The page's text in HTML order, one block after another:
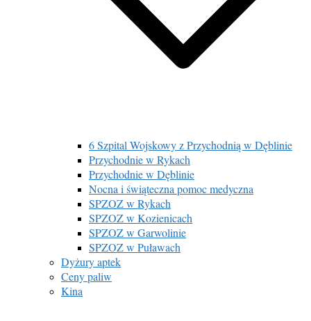
6 Szpital Wojskowy z Przychodnią w Dęblinie
Przychodnie w Rykach
Przychodnie w Dęblinie
Nocna i świąteczna pomoc medyczna
SPZOZ w Rykach
SPZOZ w Kozienicach
SPZOZ w Garwolinie
SPZOZ w Puławach
Dyżury aptek
Ceny paliw
Kina